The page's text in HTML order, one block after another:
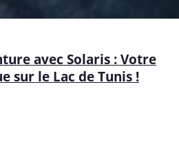
avec Solaris : Votre
sur le Lac de Tunis !